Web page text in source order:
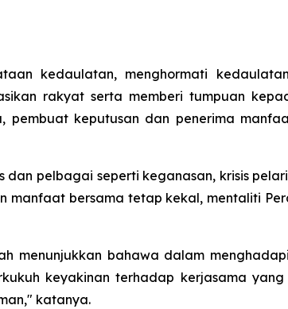
kedaulatan, menghormati
rakyat serta memberi tumpuan
keputusan dan penerima
pelbagai seperti keganasan, krisis
bersama tetap kekal, mentaliti
menunjukkan bahawa dalam
keyakinan terhadap kerjasama
katanya.